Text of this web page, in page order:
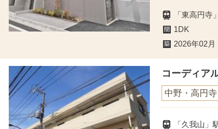
「東高円
1DK
2026年02月
コーディア
中野・高円寺
「久我山